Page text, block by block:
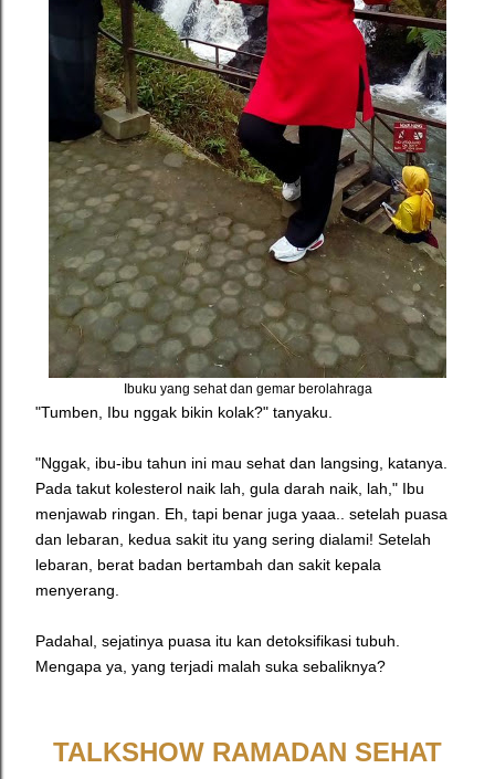
Ibuku yang sehat dan gemar berolahraga
"Tumben, Ibu nggak bikin kolak?" tanyaku.
"Nggak, ibu-ibu tahun ini mau sehat dan langsing, katanya.
Pada takut kolesterol naik lah, gula darah naik, lah," Ibu
menjawab ringan. Eh, tapi benar juga yaaa.. setelah puasa
dan lebaran, kedua sakit itu yang sering dialami! Setelah
lebaran, berat badan bertambah dan sakit kepala
menyerang.
Padahal, sejatinya puasa itu kan detoksifikasi tubuh.
Mengapa ya, yang terjadi malah suka sebaliknya?
TALKSHOW RAMADAN SEHAT